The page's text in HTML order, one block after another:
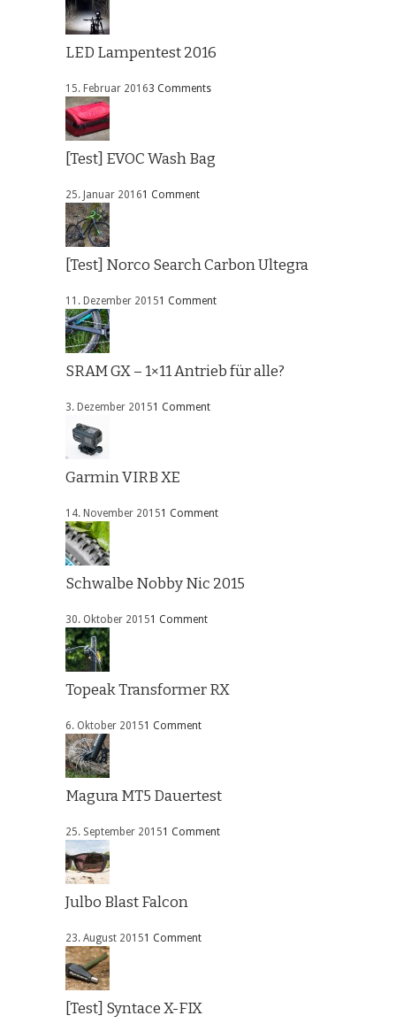
LED Lampentest 2016
15. Februar 20163 Comments
[Test] EVOC Wash Bag
25. Januar 20161 Comment
[Test] Norco Search Carbon Ultegra
11. Dezember 20151 Comment
SRAM GX – 1×11 Antrieb für alle?
3. Dezember 20151 Comment
Garmin VIRB XE
14. November 20151 Comment
Schwalbe Nobby Nic 2015
30. Oktober 20151 Comment
Topeak Transformer RX
6. Oktober 20151 Comment
Magura MT5 Dauertest
25. September 20151 Comment
Julbo Blast Falcon
23. August 20151 Comment
[Test] Syntace X-FIX